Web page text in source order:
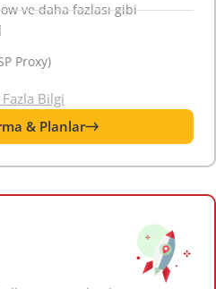
ve daha fazlası gibi
Proxy)
Bilgi
& Planlar